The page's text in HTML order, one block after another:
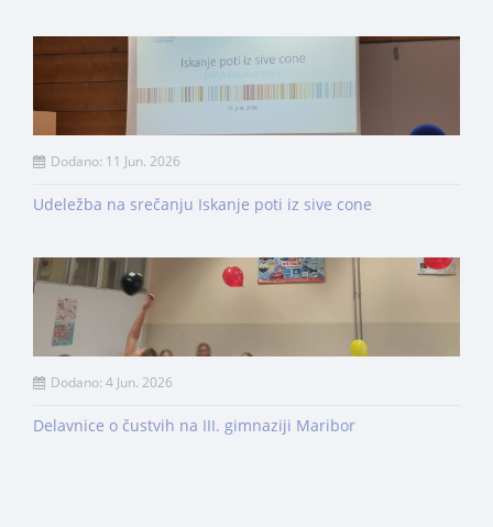
Dodano: 11 Jun. 2026
Udeležba na srečanju Iskanje poti iz sive cone
Dodano: 4 Jun. 2026
Delavnice o čustvih na III. gimnaziji Maribor